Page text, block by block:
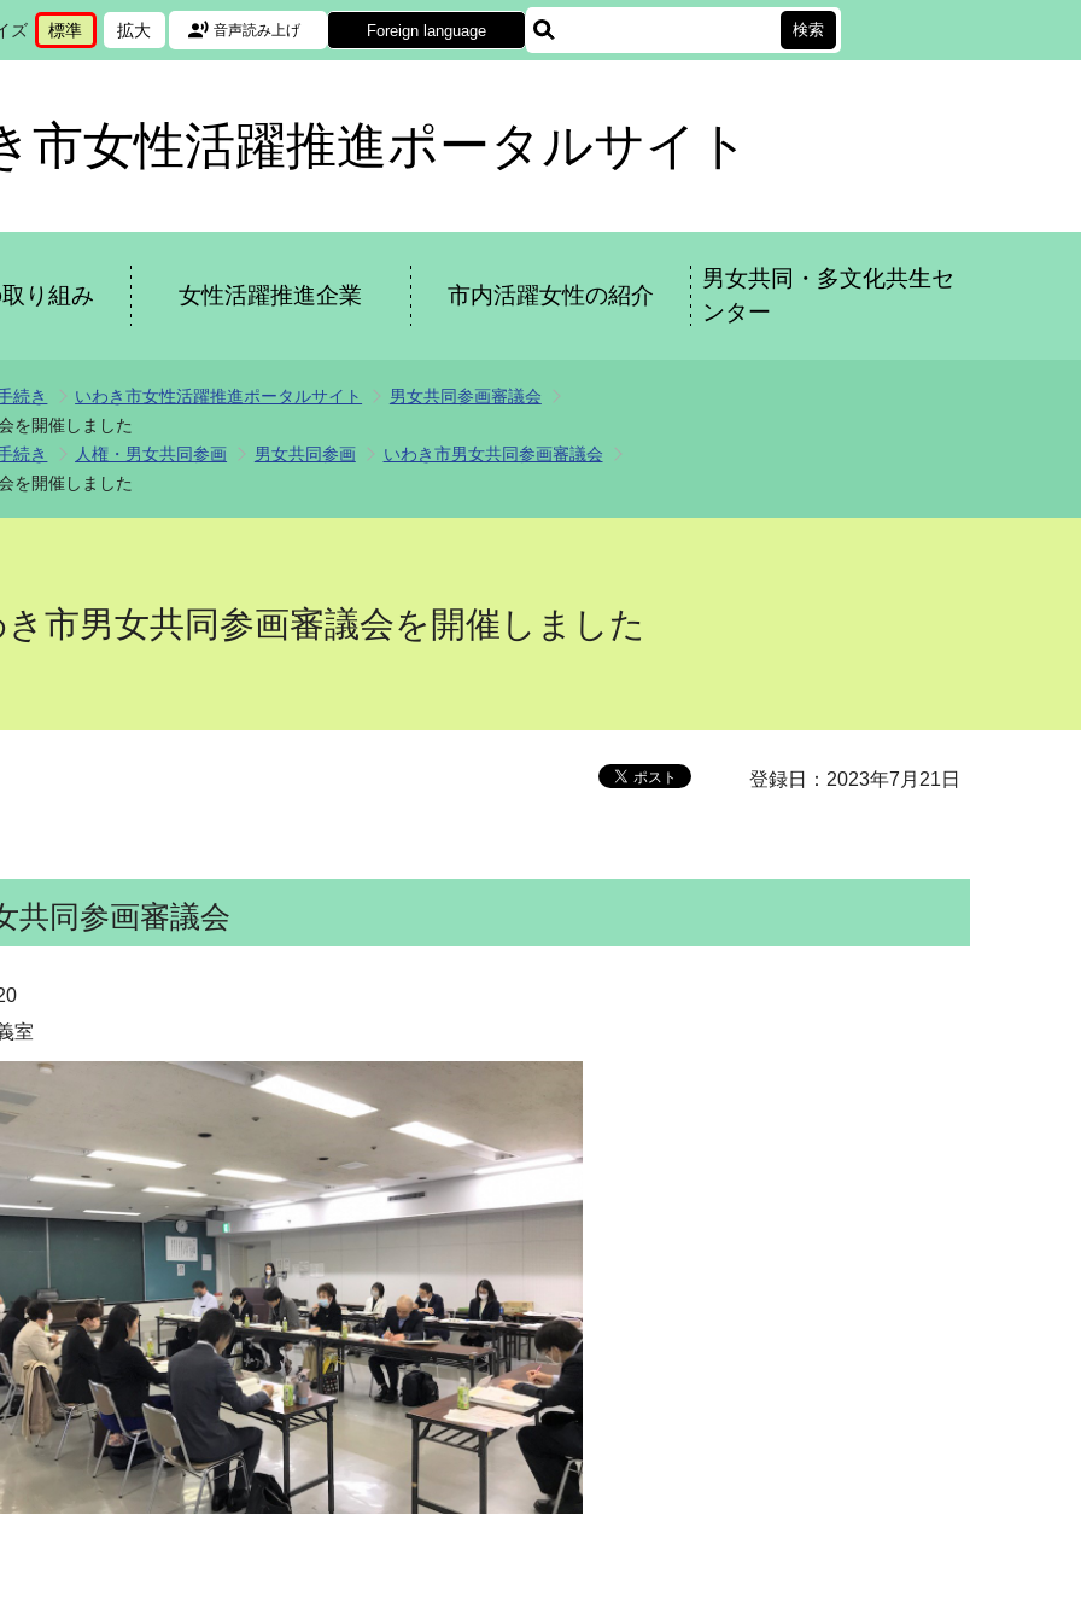
ズ
文
イ
ズ
を
標準
に
文
ズ
を
拡大
に
音声読み上げ Foreign language
市女性活躍推進ポータルサイト
り組み 女性活躍推進企業 市内活躍女性の紹介
男女共同・多文化共生セ
ンター
続き いわき市女性活躍推進ポータルサイト
男女共同参画審議会
を開催しました
続き
人権・男女共同参画 男女共同参画
いわき市男女共同参画審議会
を開催しました
市男女共同参画審議会を開催しました
登録日：2023年7月21日
共同参画審議会
室